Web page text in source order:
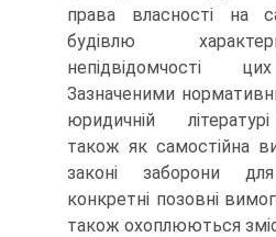
права власності на
будівлю
непідвідомчості
Зазначеними
юридичній
також як самостійна
законі заборони
конкретні позовні
також охоплюються